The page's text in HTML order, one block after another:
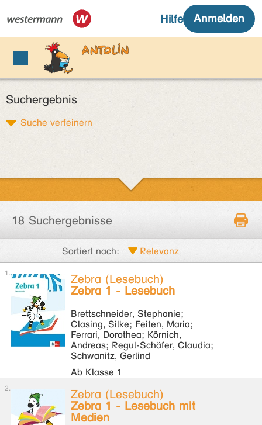
Suchergebnis
Suche verfeinern
18 Suchergebnisse
Sortiert nach:
Zebra (Lesebuch)
Zebra 1 - Lesebuch
Brettschneider, Stephanie;
Clasing, Silke; Feiten, Maria;
Ferrari, Dorothea; Körnich,
Andreas; Regul-Schäfer, Claudia;
Schwanitz, Gerlind
Ab Klasse 1
Zebra (Lesebuch)
Zebra 1 - Lesebuch mit
Medien